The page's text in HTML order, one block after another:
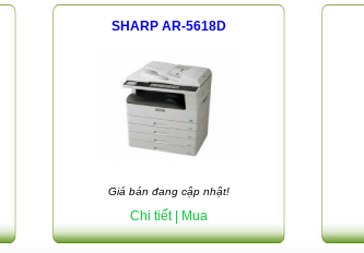
SHARP AR-5618D
Giá bán đang cập nhật!
Chi tiết | Mua